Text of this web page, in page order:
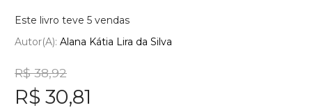
Este livro teve 5 vendas
Autor(a): Alana Kátia Lira da Silva
R$ 38,92
R$ 30,81